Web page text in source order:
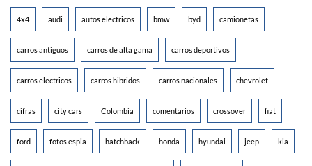
4x4 audi autos electricos bmw byd camionetas
carros antiguos carros de alta gama carros deportivos
carros electricos carros hibridos carros nacionales chevrolet
cifras city cars Colombia comentarios crossover fiat
ford fotos espia hatchback honda hyundai jeep kia